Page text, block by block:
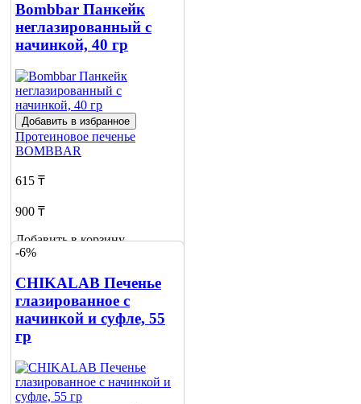
Bombbar Панкейк
неглазированный с
начинкой, 40 гр
Добавить в избранное
Протеиновое печенье
BOMBBAR
615 ₸
900 ₸
Добавить в корзину
7
-6%
CHIKALAB Печенье
глазированное с
начинкой и суфле, 55
гр